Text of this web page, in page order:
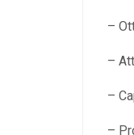
–
–
–
–